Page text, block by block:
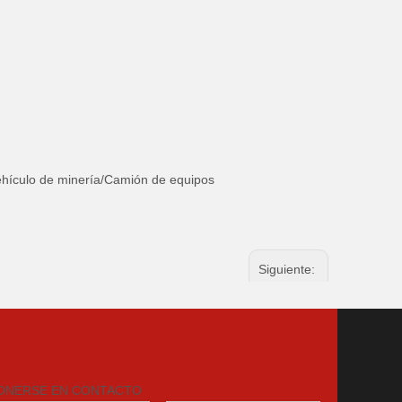
de minería/Camión de equipos
Siguiente:
ENVUELTOS
EN CONTACTO